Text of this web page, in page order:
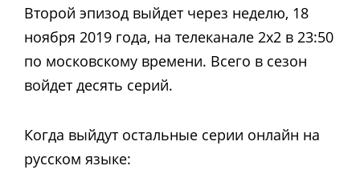
Второй эпизод выйдет через неделю, 18
ноября 2019 года, на телеканале 2х2 в 23:50
по московскому времени. Всего в сезон
войдет десять серий.
Когда выйдут остальные серии онлайн на
русском языке: